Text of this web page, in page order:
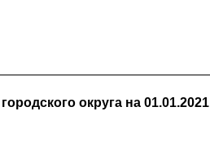
округа на